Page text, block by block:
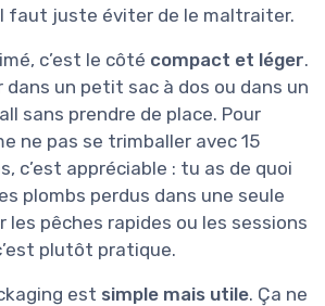
faut juste éviter de le maltraiter.
c’est le côté compact et léger.
dans un petit sac à dos ou dans un
sans prendre de place. Pour
ne pas se trimballer avec 15
c’est appréciable : tu as de quoi
plombs perdus dans une seule
les pêches rapides ou les sessions
plutôt pratique.
est simple mais utile. Ça ne